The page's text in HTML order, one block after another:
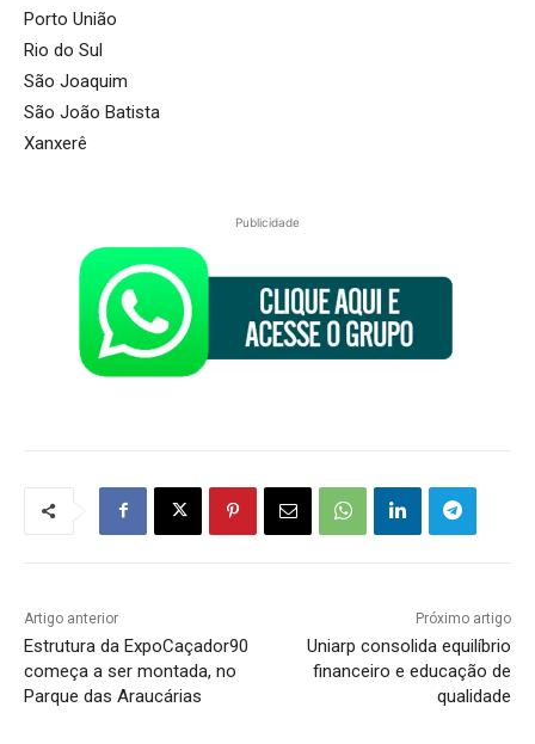
Porto União
Rio do Sul
São Joaquim
São João Batista
Xanxerê
Publicidade
Artigo anterior
Estrutura da ExpoCaçador90
começa a ser montada, no
Parque das Araucárias
Próximo artigo
Uniarp consolida equilíbrio
financeiro e educação de
qualidade